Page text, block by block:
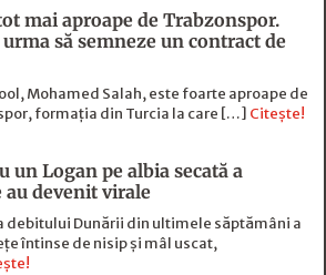
mai aproape de Trabzonspor.
să semneze un contract de
Mohamed Salah, este foarte aproape de
formația din Turcia la care […] Citește!
un Logan pe albia secată a
devenit virale
debitului Dunării din ultimele săptămâni a
întinse de nisip și mâl uscat,